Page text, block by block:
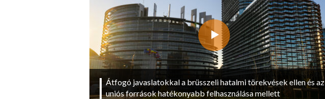
Átfogó javaslatokkal a brüsszeli hatalmi törekvések ellen és az
uniós források hatékonyabb felhasználása mellett